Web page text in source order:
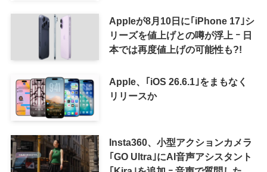
Appleが8月10日に｢iPhone 17｣シ
リーズを値上げとの噂が浮上 ｰ 日
本では再度値上げの可能性も?!
Apple、｢iOS 26.6.1｣をまもなく
リリースか
Insta360、小型アクションカメラ
｢GO Ultra｣にAI音声アシスタント